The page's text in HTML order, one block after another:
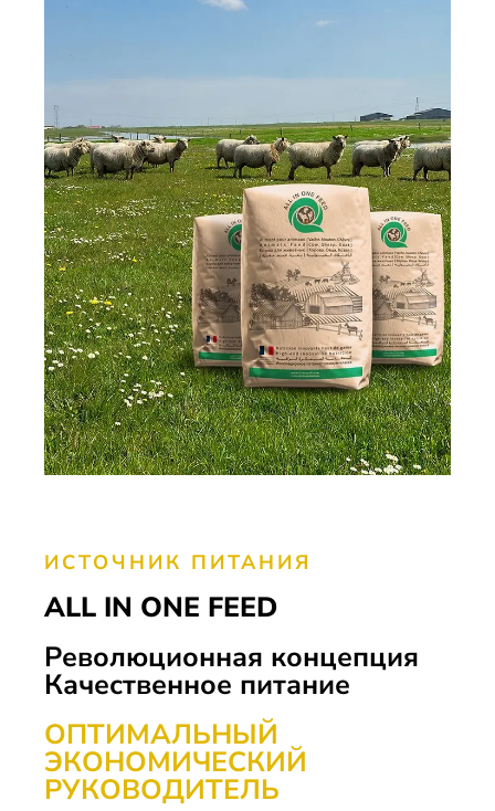
ИСТОЧНИК ПИТАНИЯ
ALL IN ONE FEED
Революционная концепция
Качественное питание
ОПТИМАЛЬНЫЙ
ЭКОНОМИЧЕСКИЙ
РУКОВОДИТЕЛЬ